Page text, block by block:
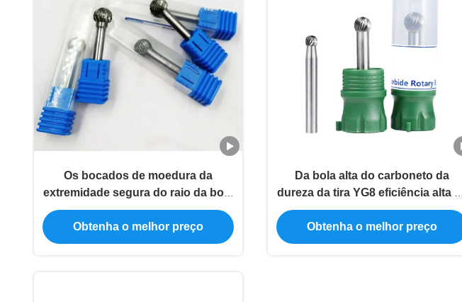
Os bocados de moedura da
extremidade segura do raio da bola
da ferramenta da rebarba da bola
para morrem tipo do SD do moedor
Obtenha o melhor preço
Da bola alta do carboneto da
dureza da tira YG8 eficiência alta da
produção de Burr Rasp Carbide
Burr
Obtenha o melhor preço